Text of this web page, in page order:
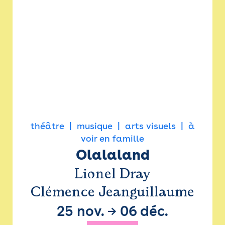
théâtre musique arts visuels
à
voir en famille
Olalaland
Lionel Dray
Clémence Jeanguillaume
25 nov. → 06 déc.